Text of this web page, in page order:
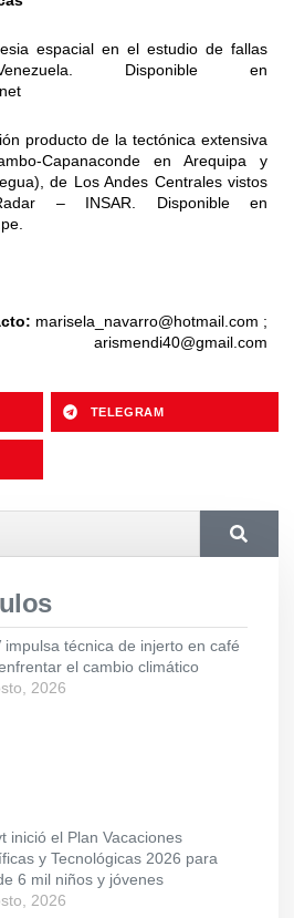
espacial en el estudio de fallas
Disponible en
producto de la tectónica extensiva
Capanaconde en Arequipa y
de Los Andes Centrales vistos
– INSAR. Disponible en
marisela_navarro@hotmail.com ;
arismendi40@gmail.com
TELEGRAM
impulsa técnica de injerto en café
el cambio climático
2026
inició el Plan Vacaciones
y Tecnológicas 2026 para
6 mil niños y jóvenes
2026